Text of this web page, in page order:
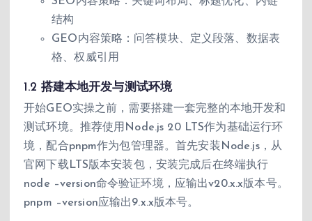
结构
GEO内容策略：问答模块、定义段落、数据表
格、权威引用
1.2 搭建本地开发与测试环境
开始GEO实操之前，需要搭建一套完整的本地开发和
测试环境。推荐使用Node.js 20 LTS作为基础运行环
境，配合pnpm作为包管理器。首先安装Node.js，从
官网下载LTS版本安装包，安装完成后在终端执行
node –version命令验证环境，应输出v20.x.x版本号。
pnpm –version应输出9.x.x版本号。